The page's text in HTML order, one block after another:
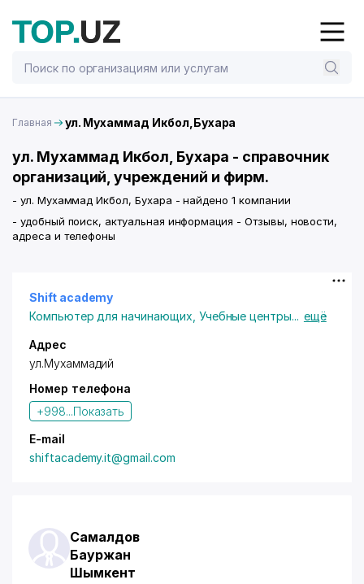
Главная ул. Мухаммад Икбол,Бухара
ул. Мухаммад Икбол, Бухара - справочник
организаций, учреждений и фирм.
- ул. Мухаммад Икбол, Бухара - найдено 1 компании
- удобный поиск, актуальная информация - Отзывы, новости,
адреса и телефоны
Shift academy
Компьютер для начинающих Учебные центры... ещё
Адрес
ул.Мухаммадий
Номер телефона
+998...Показать
E-mail
shiftacademy.it@gmail.com
Самалдов
Бауржан
Шымкент